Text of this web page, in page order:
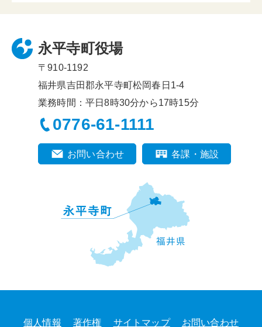
永平寺町役場
〒910-1192
福井県吉田郡永平寺町松岡春日1-4
業務時間：平日8時30分から17時15分
0776-61-1111
お問い合わせ 各課・施設
個人情報 著作権 サイトマップ お問い合わせ